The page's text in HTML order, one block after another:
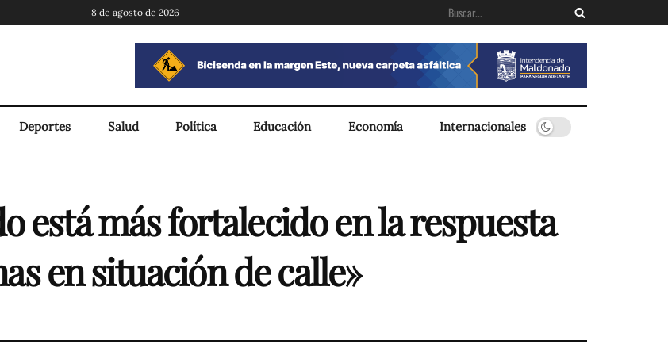
8 de agosto de 2026
Deportes Salud Política Educación Economía Internacionales
está más fortalecido en la respuesta
en situación de calle»